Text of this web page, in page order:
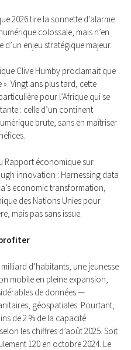
2026 tire la sonnette d’alarme.
colossale, mais n’en
d’un enjeu stratégique majeur.
Clive Humby proclamait que
Vingt ans plus tard, cette
pour l’Afrique qui se
: celle d’un continent
brute, sans en maîtriser
Rapport économique sur
innovation : Harnessing data
economic transformation,
des Nations Unies pour
mais pas sans issue.
d’habitants, une jeunesse
mobile en pleine expansion,
de données —
géospatiales. Pourtant,
de 2 % de la capacité
les chiffres d’août 2025. Soit
120 en octobre 2024. Le